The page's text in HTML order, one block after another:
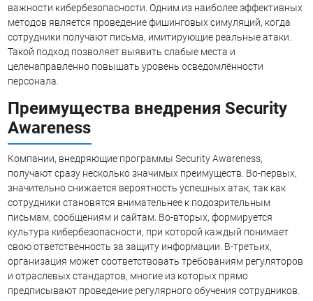
важности кибербезопасности. Одним из наиболее эффективных
методов является проведение фишинговых симуляций, когда
сотрудники получают письма, имитирующие реальные атаки.
Такой подход позволяет выявить слабые места и
целенаправленно повышать уровень осведомлённости
персонала.
Преимущества внедрения Security
Awareness
Компании, внедряющие программы Security Awareness,
получают сразу несколько значимых преимуществ. Во-первых,
значительно снижается вероятность успешных атак, так как
сотрудники становятся внимательнее к подозрительным
письмам, сообщениям и сайтам. Во-вторых, формируется
культура кибербезопасности, при которой каждый понимает
свою ответственность за защиту информации. В-третьих,
организация может соответствовать требованиям регуляторов
и отраслевых стандартов, многие из которых прямо
предписывают проведение регулярного обучения сотрудников.